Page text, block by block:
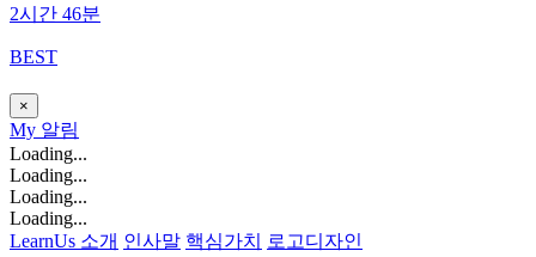
2시간 46분
BEST
×
My 알림
Loading...
Loading...
Loading...
Loading...
LearnUs 소개 인사말 핵심가치
로고디자인